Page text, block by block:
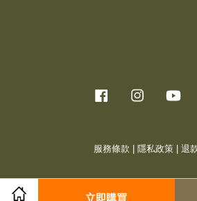
立即購買
Facebook Instagram
服務條款 隱私政策 退